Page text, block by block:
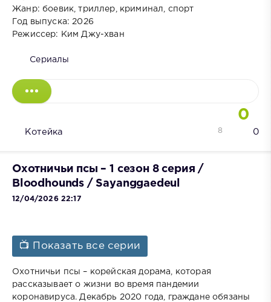
Жанр: боевик, триллер, криминал, спорт
Год выпуска: 2026
Режиссер: Ким Джу-хван
Сериалы
0
Котейка 0
8
Охотничьи псы – 1 сезон 8 серия /
Bloodhounds / Sayanggaedeul
12/04/2026 22:17
📺 Показать все серии
Охотничьи псы – корейская дорама, которая
рассказывает о жизни во время пандемии
коронавируса. Декабрь 2020 года, граждане обязаны